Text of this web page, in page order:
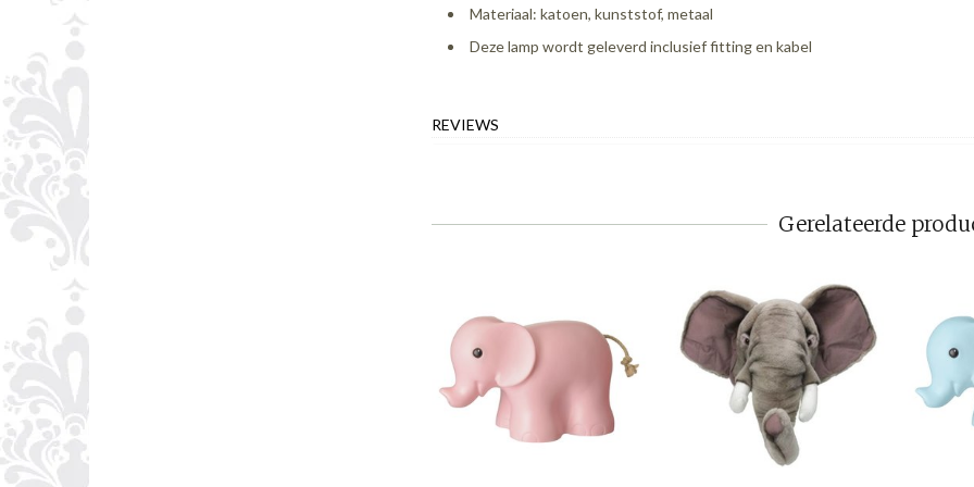
Materiaal: katoen, kunststof, metaal
Deze lamp wordt geleverd inclusief fitting en kabel
REVIEWS
Gerelateerde